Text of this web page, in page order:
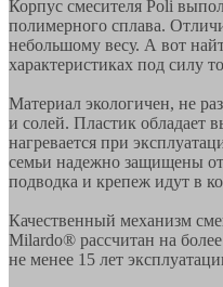
Корпус смесителя Poli
полимерного сплава.
небольшому весу. А вот
характеристиках под силу
Материал экологичен, не
и солей. Пластик обладает
нагревается при
семьи надежно защищены
подводка и крепеж идут в
Качественный механизм
Milardo® рассчитан на
не менее 15 лет